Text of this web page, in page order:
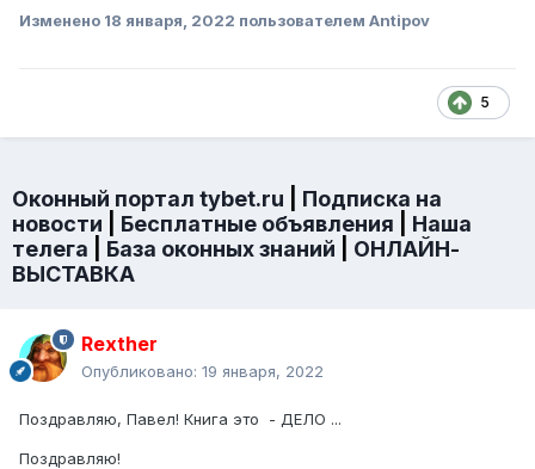
Изменено 18 января, 2022 пользователем Antipov
5
Оконный портал tybet.ru
Подписка на
новости
Бесплатные объявления
Наша
телега
База оконных знаний
ОНЛАЙН-
ВЫСТАВКА
Rexther
Опубликовано: 19 января, 2022
Поздравляю, Павел! Книга это - ДЕЛО ...
Поздравляю!